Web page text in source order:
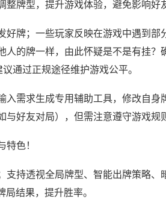
整牌型，提升游戏体验，避免影响好
好牌；一些玩家反映在游戏中遇到部
人的牌一样，由此怀疑是不是有挂
通过正规途径维护游戏公平。
入需求生成专用辅助工具，修改自身
与好友对局），但需注意遵守游戏规
色！
支持透视全局牌型、智能出牌策略
结果，提升胜率。